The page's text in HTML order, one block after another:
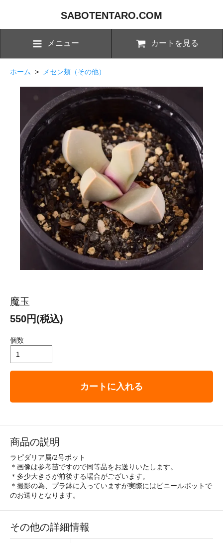
SABOTENTARO.COM
メニュー カートを見る
ホーム > メセン類（その他）
魔玉
550円(税込)
個数
カートに入れる
商品の説明
ラピダリア属/2号ポット
＊画像は参考苗ですので同等品をお送りいたします。
＊多少大きさが前後する場合がございます。
＊撮影の為、プラ鉢に入っていますが実際にはビニールポットで
のお送りとなります。
その他の詳細情報